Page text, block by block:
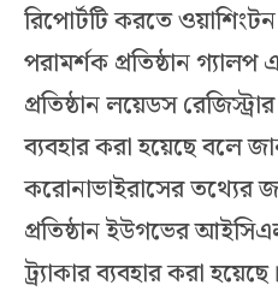
রিপোর্টটি করতে
পরামর্শক প্রতিষ্ঠান গ্যালপ
প্রতিষ্ঠান লয়েডস
ব্যবহার করা হয়েছে বলে
করোনাভাইরাসের তথ্যের
প্রতিষ্ঠান ইউগভের
ট্র্যাকার ব্যবহার করা হয়েছে।